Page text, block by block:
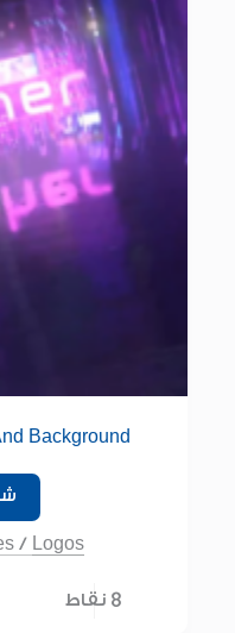
Background
/ Logos
8 نقاط